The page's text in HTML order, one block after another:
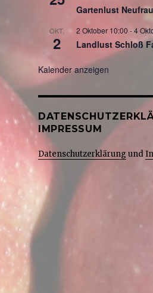
Gartenlust
OKT.
2
2 Oktober 10:00 -4
Landlust Schloß
Kalender anzeigen
IMPRESSUM
Datenschutzerklärung und